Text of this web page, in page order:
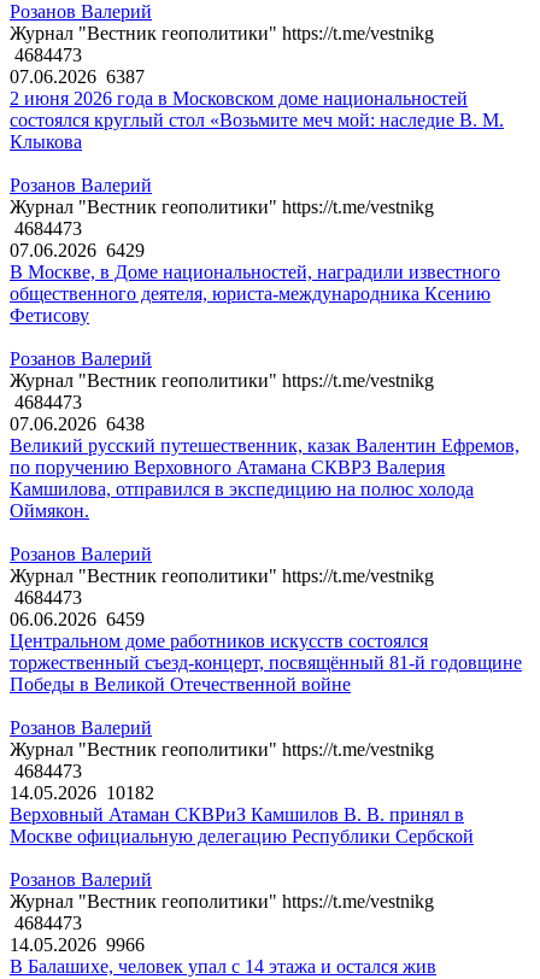
Розанов Валерий
Журнал "Вестник геополитики" https://t.me/vestnikg
4684473
07.06.2026 6387
2 июня 2026 года в Московском доме национальностей
состоялся круглый стол «Возьмите меч мой: наследие В. М.
Клыкова
Розанов Валерий
Журнал "Вестник геополитики" https://t.me/vestnikg
4684473
07.06.2026 6429
В Москве, в Доме национальностей, наградили известного
общественного деятеля, юриста-международника Ксению
Фетисову
Розанов Валерий
Журнал "Вестник геополитики" https://t.me/vestnikg
4684473
07.06.2026 6438
Великий русский путешественник, казак Валентин Ефремов,
по поручению Верховного Атамана СКВРЗ Валерия
Камшилова, отправился в экспедицию на полюс холода
Оймякон.
Розанов Валерий
Журнал "Вестник геополитики" https://t.me/vestnikg
4684473
06.06.2026 6459
Центральном доме работников искусств состоялся
торжественный съезд-концерт, посвящённый 81-й годовщине
Победы в Великой Отечественной войне
Розанов Валерий
Журнал "Вестник геополитики" https://t.me/vestnikg
4684473
14.05.2026 10182
Верховный Атаман СКВРиЗ Камшилов В. В. принял в
Москве официальную делегацию Республики Сербской
Розанов Валерий
Журнал "Вестник геополитики" https://t.me/vestnikg
4684473
14.05.2026 9966
В Балашихе, человек упал с 14 этажа и остался жив